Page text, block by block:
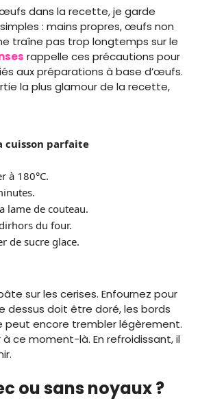
dans la recette, je garde
: mains propres, œufs non
traîne pas trop longtemps sur le
rappelle ces précautions pour
aux préparations à base d’œufs.
la plus glamour de la recette,
cuisson parfaite
à 180°C.
lame de couteau.
du four.
de sucre glace.
sur les cerises. Enfournez pour
dessus doit être doré, les bords
peut encore trembler légèrement.
ce moment-là. En refroidissant, il
ou sans noyaux ?